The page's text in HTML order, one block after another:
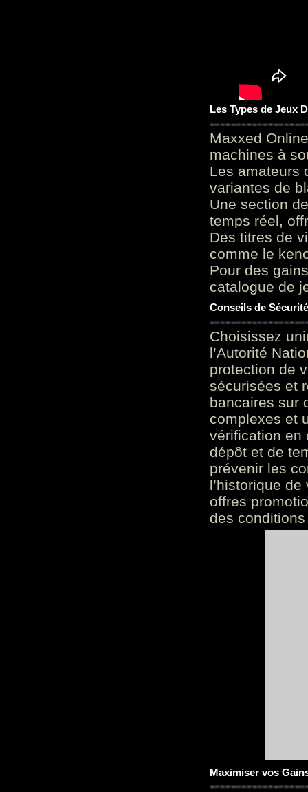
Les Types de Jeux
Maxxed
machines à
Les amateurs
variantes de
Une section
temps réel,
Des titres de
comme le
Pour des
catalogue de
Conseils de
Choisissez
l’Autorité
protection de
sécurisées et
bancaires sur
complexes et
vérification en
dépôt et de
prévenir les
l’historique
offres
des
Maximiser vos